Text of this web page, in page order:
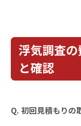
浮気調査
と確認
Q. 初回見積もりの